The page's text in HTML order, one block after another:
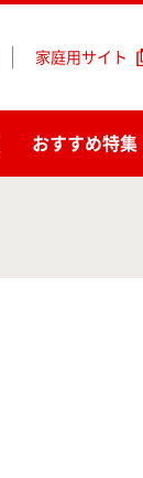
おすすめ特集
家庭用サイト